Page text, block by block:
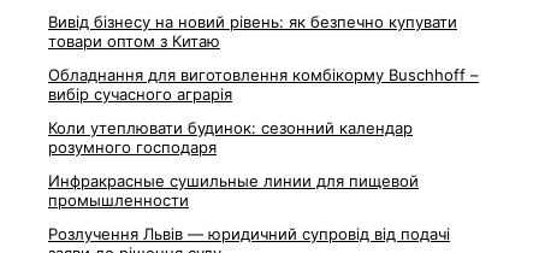
Вивід бізнесу на новий рівень: як безпечно купувати
товари оптом з Китаю
Обладнання для виготовлення комбікорму Buschhoff –
вибір сучасного аграрія
Коли утеплювати будинок: сезонний календар
розумного господаря
Инфракрасные сушильные линии для пищевой
промышленности
Розлучення Львів — юридичний супровід від подачі